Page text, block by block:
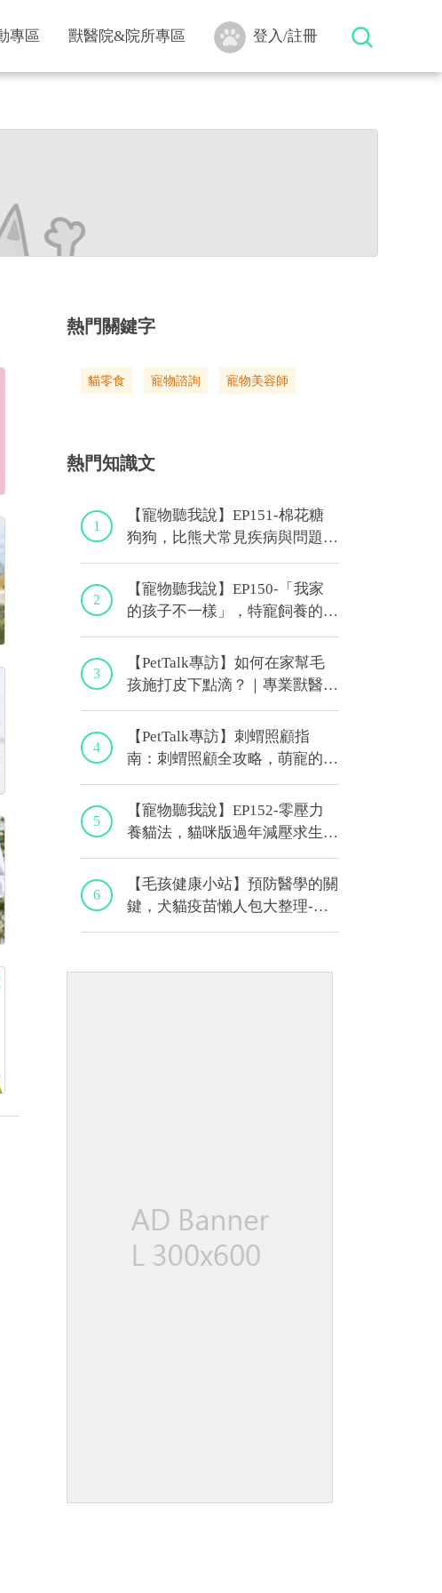
專區 獸醫院&院所專區 登入/註冊
熱門關鍵字
貓零食 寵物諮詢 寵物美容師
熱門知識文
1
【寵物聽我說】EP151-棉花糖
狗狗，比熊犬常見疾病與問題大
解析！｜專業獸醫—林筱瑞
2
【寵物聽我說】EP150-「我家
的孩子不一樣」，特寵飼養的最
佳後盾！特寵獸醫師駕到！｜專
業獸醫—侯彣
3
【PetTalk專訪】如何在家幫毛
孩施打皮下點滴？｜專業獸醫師
—宋子揚
4
【PetTalk專訪】刺蝟照顧指
南：刺蝟照顧全攻略，萌寵的健
康秘訣｜專業獸醫—侯彣
5
【寵物聽我說】EP152-零壓力
養貓法，貓咪版過年減壓求生
術！｜專業獸醫—黃偉珍
6
【毛孩健康小站】預防醫學的關
鍵，犬貓疫苗懶人包大整理-上
集｜程若芷獸醫師